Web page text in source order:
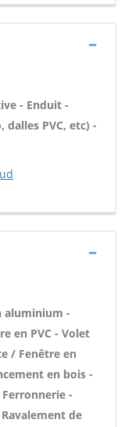
- Enduit -
PVC, etc) -
aluminium -
en PVC - Volet
/ Fenêtre en
en bois -
-
de